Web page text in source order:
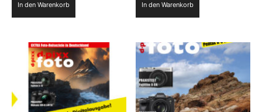
In den Warenkorb In den Warenkorb